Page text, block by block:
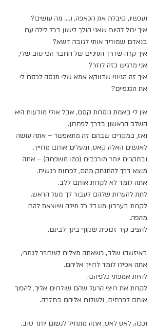
ועכשיו, קיבלת את הכאפה, ו.... מה עושים?
איך יכול להיות שאני הולך לישון בכל לילה עם
בנאדם שמוריד אותי לגובה דשא?
איך קרה שדרך העיניים של החבר הכי טוב שלי,
אני מרגיש כזה לוזר?
איך זה הגיוני שדווקא אמא שלי מנסה לכסח לי
את הכנפיים?
אין לי באמת נוסחת קסם, אבל אולי מודעות היא
השלב הראשון בדרך לפתרון.
ואז, במקרים שבהם זה מתאפשר – אתה עושה
לאנשים האלה קאט, ומעלים אותם מחייך.
ובמקרים יותר מורכבים (כמו משפחה) – אתה
מוצא דרך להתנתק מהם, לפחות רגשית.
אתה לומד לא לקחת אותם ללב.
לתת להערות שלהם לעבור לך מעל הראש.
לקחת בערבון מוגבל כל מילה שיוצאת להם
מהפה.
להציב קיר זכוכית שקוף בינך לבינם.
באיזשהו שלב, כשאתה מצליח לשחרר לגמרי,
אתה אפילו לומד לחייך אליהם.
להיות אמפתי כלפיהם.
לקחת את חיצי הרעל שהם שולחים אליך, להפוך
אותם לפרחים, ולשלוח אליהם בחזרה.
וככה, לאט לאט, אתה מתחיל לנשום יותר טוב.